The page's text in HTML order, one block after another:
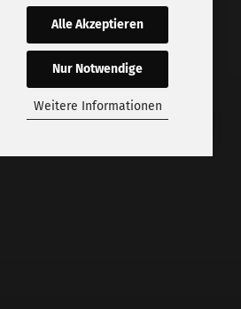
Alle Akzeptieren
Nur Notwendige
Weitere Informationen